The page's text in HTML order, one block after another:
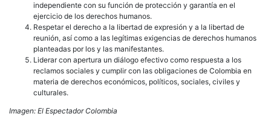
independiente con su función de protección y garantía en el
ejercicio de los derechos humanos.
Respetar el derecho a la libertad de expresión y a la libertad de
reunión, así como a las legítimas exigencias de derechos humanos
planteadas por los y las manifestantes.
Liderar con apertura un diálogo efectivo como respuesta a los
reclamos sociales y cumplir con las obligaciones de Colombia en
materia de derechos económicos, políticos, sociales, civiles y
culturales.
Imagen: El Espectador Colombia